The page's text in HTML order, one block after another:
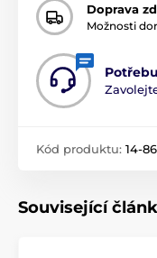
Doprava
Možnosti
Kód produktu: 14-
Související